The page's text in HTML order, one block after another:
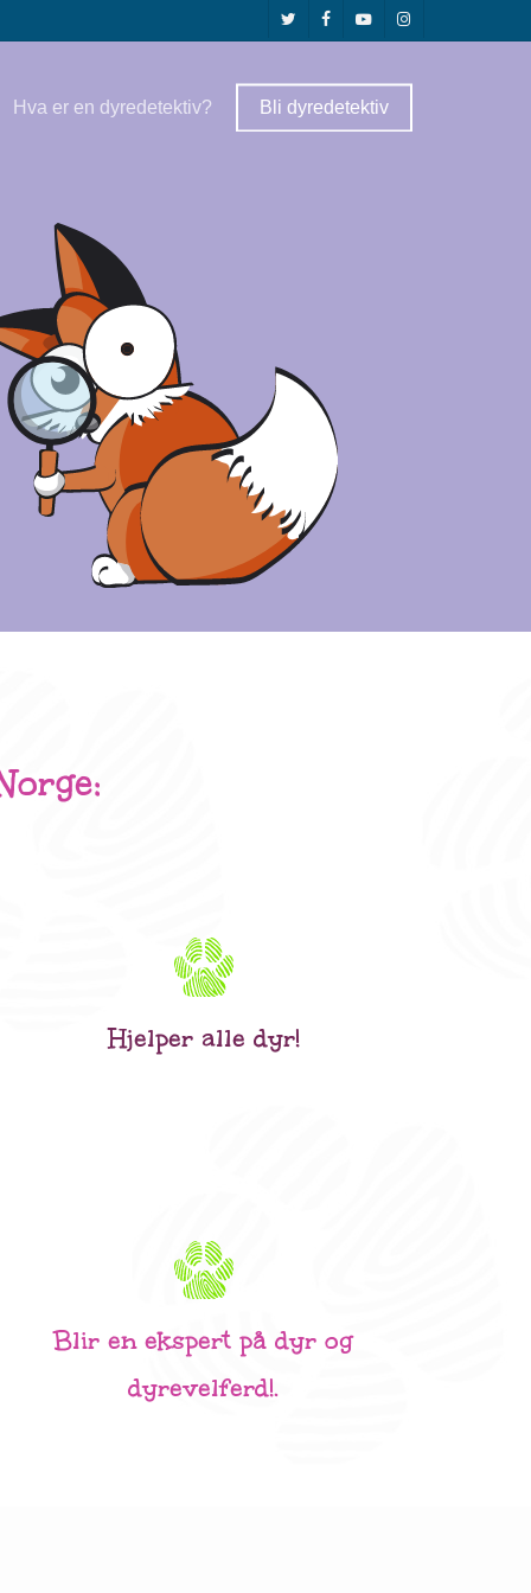
twitter facebookyoutubeinstagram
Hva er en dyredetektiv? Bli dyredetektiv
Hjelper alle dyr!
Blir en ekspert på dyr og
dyrevelferd!.